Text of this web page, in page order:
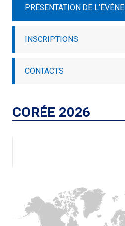
PRÉSENTATION DE
INSCRIPTIONS
CONTACTS
CORÉE 2026